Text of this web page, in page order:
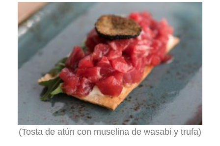
(Tosta de atún con muselina de wasabi y trufa)